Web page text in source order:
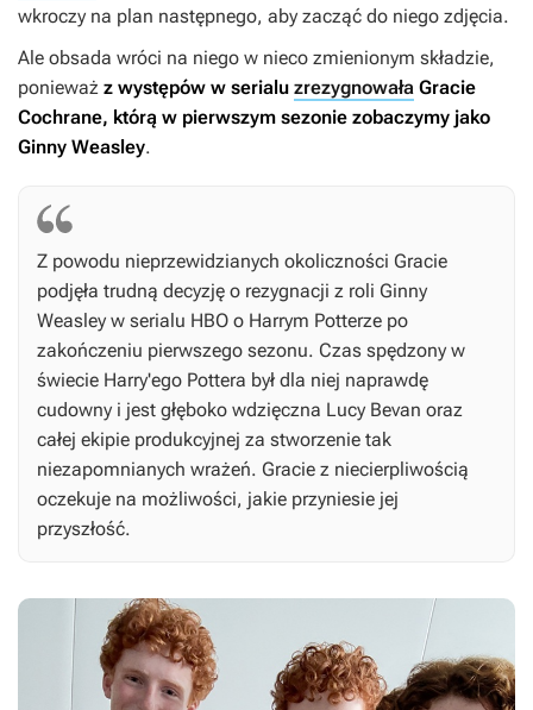
wkroczy na plan następnego, aby zacząć do niego zdjęcia.
Ale obsada wróci na niego w nieco zmienionym składzie,
ponieważ z występów w serialu zrezygnowała Gracie
Cochrane, którą w pierwszym sezonie zobaczymy jako
Ginny Weasley.
Z powodu nieprzewidzianych okoliczności Gracie
podjęła trudną decyzję o rezygnacji z roli Ginny
Weasley w serialu HBO o Harrym Potterze po
zakończeniu pierwszego sezonu. Czas spędzony w
świecie Harry'ego Pottera był dla niej naprawdę
cudowny i jest głęboko wdzięczna Lucy Bevan oraz
całej ekipie produkcyjnej za stworzenie tak
niezapomnianych wrażeń. Gracie z niecierpliwością
oczekuje na możliwości, jakie przyniesie jej
przyszłość.